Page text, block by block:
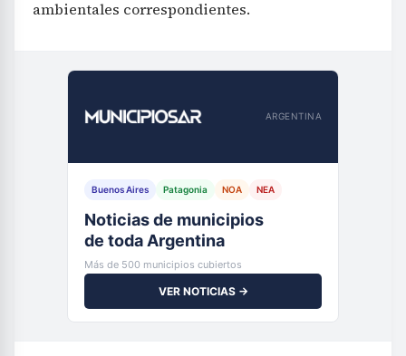
ambientales correspondientes.
ARGENTINA
Buenos Aires Patagonia NOA NEA
Noticias de municipios
de toda Argentina
Más de 500 municipios cubiertos
VER NOTICIAS →